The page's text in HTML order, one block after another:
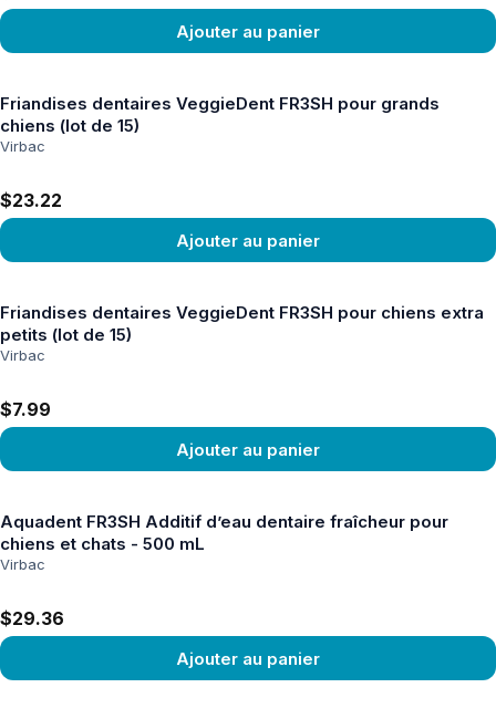
Ajouter au panier
Friandises dentaires VeggieDent FR3SH pour grands
chiens (lot de 15)
Virbac
$23.22
Ajouter au panier
Friandises dentaires VeggieDent FR3SH pour chiens extra
petits (lot de 15)
Virbac
$7.99
Ajouter au panier
Aquadent FR3SH Additif d’eau dentaire fraîcheur pour
chiens et chats - 500 mL
Virbac
$29.36
Ajouter au panier